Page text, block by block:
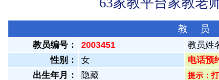
教 员
教员编号： 2003451
教员姓
性别：
女
电话预
出生年月：
隐藏 提示：